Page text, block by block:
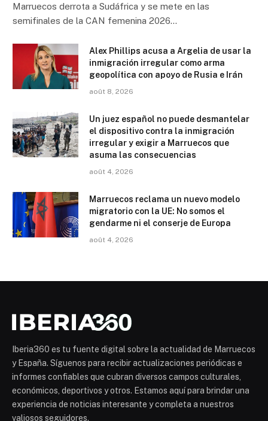
Marruecos derrota a Sudáfrica y se mete en las
semifinales de la CAN femenina 2026…
Alex Phillips acusa a Argelia de usar la
inmigración irregular como arma
geopolítica con apoyo de Rusia e Irán
août 8, 2026
Un juez español no puede desmantelar
el dispositivo contra la inmigración
irregular y exigir a Marruecos que
asuma las consecuencias
août 4, 2026
Marruecos reclama un nuevo modelo
migratorio con la UE: No somos el
gendarme ni el conserje de Europa
août 4, 2026
Iberia360 es tu fuente digital sobre la actualidad de Marruecos
y España. Síguenos para recibir actualizaciones periódicas e
informes confiables que cubran diversos campos culturales,
económicos, deportivos y otros. Estamos aquí para brindar una
experiencia de noticias interesante y completa a nuestros
valiosos seguidores.